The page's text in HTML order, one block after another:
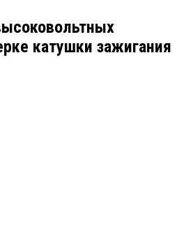
катушки зажигания